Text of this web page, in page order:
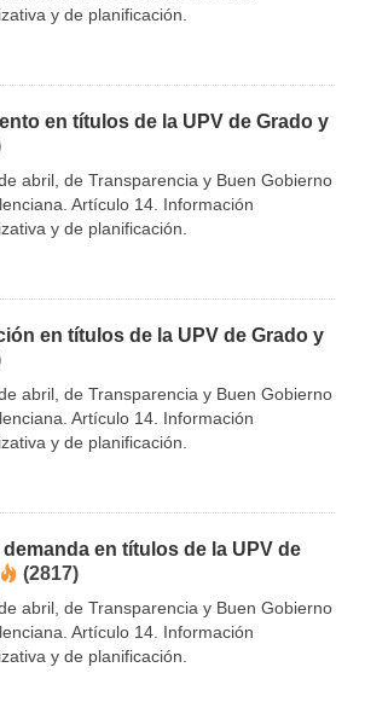
y de planificación.
en títulos de la UPV de Grado y
abril, de Transparencia y Buen Gobierno
Artículo 14. Información
y de planificación.
en títulos de la UPV de Grado y
abril, de Transparencia y Buen Gobierno
Artículo 14. Información
y de planificación.
en títulos de la UPV de
(2817)
abril, de Transparencia y Buen Gobierno
Artículo 14. Información
y de planificación.